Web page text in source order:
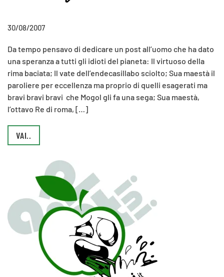
30/08/2007
Da tempo pensavo di dedicare un post all’uomo che ha dato
una speranza a tutti gli idioti del pianeta: Il virtuoso della
rima baciata; Il vate dell’endecasillabo sciolto; Sua maestà il
paroliere per eccellenza ma proprio di quelli esagerati ma
bravi bravi bravi che Mogol gli fa una sega; Sua maestà,
l’ottavo Re di roma, […]
VAI..